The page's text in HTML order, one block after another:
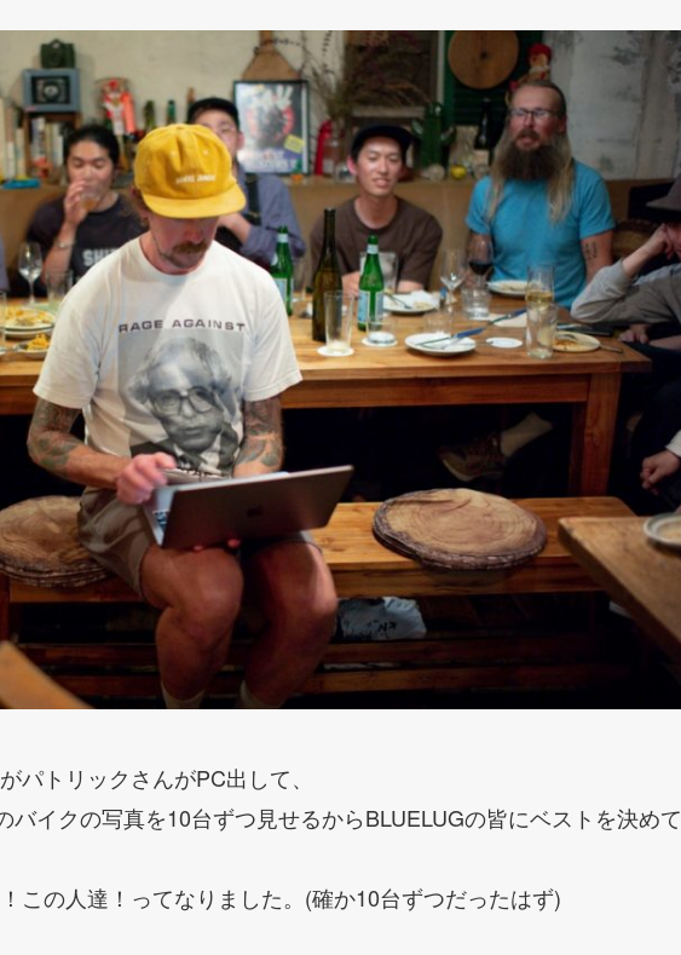
パトリックさんがPC出して、
バイクの写真を10台ずつ見せるからBLUELUGの皆にベストを決めて
この人達！ってなりました。(確か10台ずつだったはず)